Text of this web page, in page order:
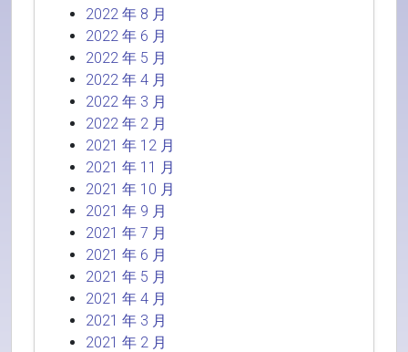
2022 年 8 月
2022 年 6 月
2022 年 5 月
2022 年 4 月
2022 年 3 月
2022 年 2 月
2021 年 12 月
2021 年 11 月
2021 年 10 月
2021 年 9 月
2021 年 7 月
2021 年 6 月
2021 年 5 月
2021 年 4 月
2021 年 3 月
2021 年 2 月